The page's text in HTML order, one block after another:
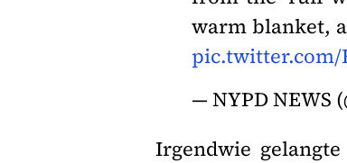
warm blanket,
— NYPD NEWS
Irgendwie